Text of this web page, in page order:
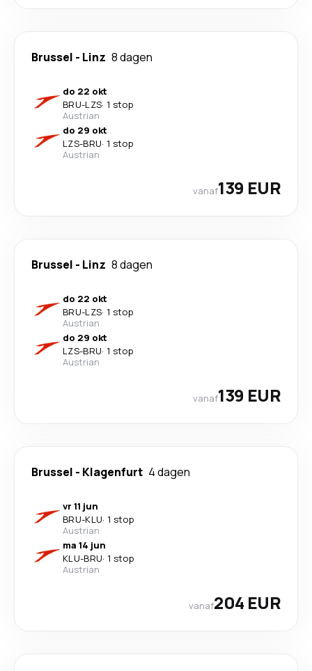
Brussel - Linz 8 dagen
do 22 okt
BRU-LZS· 1 stop
Austrian
do 29 okt
LZS-BRU· 1 stop
Austrian
vanaf139 EUR
Brussel - Linz 8 dagen
do 22 okt
BRU-LZS· 1 stop
Austrian
do 29 okt
LZS-BRU· 1 stop
Austrian
vanaf139 EUR
Brussel - Klagenfurt 4 dagen
vr 11 jun
BRU-KLU· 1 stop
Austrian
ma 14 jun
KLU-BRU· 1 stop
Austrian
vanaf204 EUR